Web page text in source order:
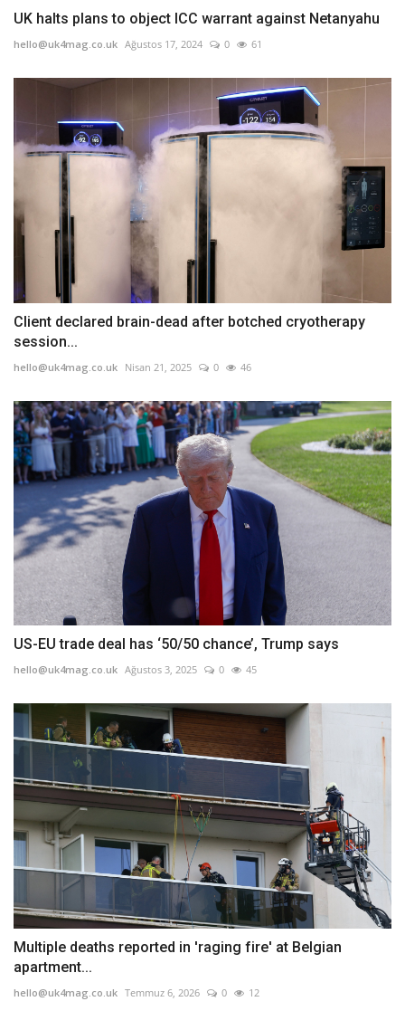
UK halts plans to object ICC warrant against Netanyahu
hello@uk4mag.co.uk Ağustos 17, 2024 0 61
Client declared brain-dead after botched cryotherapy
session...
hello@uk4mag.co.uk Nisan 21, 2025 0 46
US-EU trade deal has ‘50/50 chance’, Trump says
hello@uk4mag.co.uk Ağustos 3, 2025 0 45
Multiple deaths reported in 'raging fire' at Belgian
apartment...
hello@uk4mag.co.uk Temmuz 6, 2026 0 12